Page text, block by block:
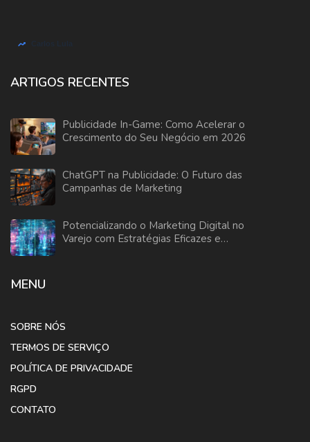
ARTIGOS RECENTES
Publicidade In-Game: Como Acelerar o
Crescimento do Seu Negócio em 2026
ChatGPT na Publicidade: O Futuro das
Campanhas de Marketing
Potencializando o Marketing Digital no
Varejo com Estratégias Eficazes e
MENU
SOBRE NÓS
TERMOS DE SERVIÇO
POLÍTICA DE PRIVACIDADE
RGPD
CONTATO